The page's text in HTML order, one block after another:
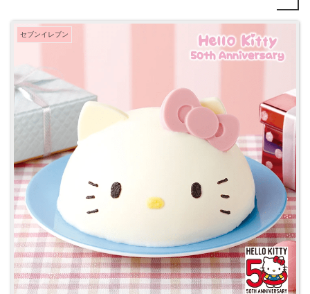
セブンイレブン